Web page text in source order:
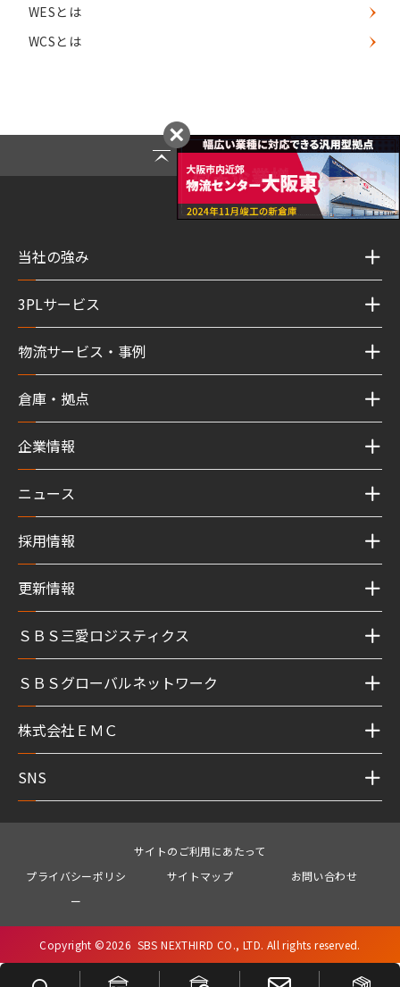
WESとは
WCSとは
Page Top
当社の強み
3PLサービス
物流サービス・事例
倉庫・拠点
企業情報
ニュース
採用情報
更新情報
ＳＢＳ三愛ロジスティクス
ＳＢＳグローバルネットワーク
SNS
株式会社ＥＭＣ
サイトのご利用にあたって
プライバシーポリシ
ー
サイトマップ お問い合わせ
Copyright ©2026 SBS NEXTHIRD CO., LTD. All rights reserved.